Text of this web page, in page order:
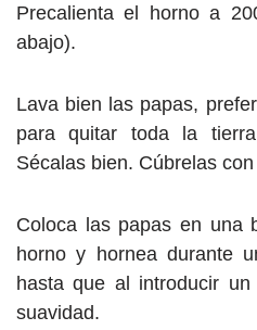
Precalienta el horno a
abajo).
Lava bien las papas,
para quitar toda la
Sécalas bien. Cúbrelas
Coloca las papas en una
horno y hornea durante
hasta que al introducir
suavidad.